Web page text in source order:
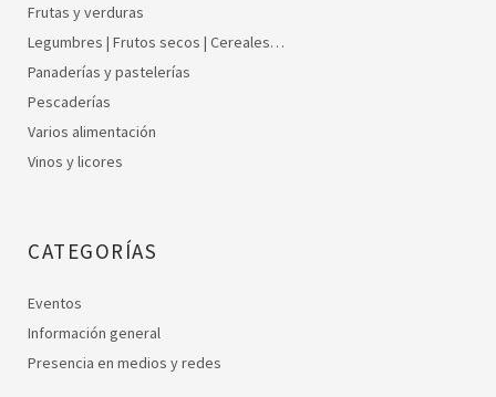
Frutas y verduras
Legumbres | Frutos secos | Cereales…
Panaderías y pastelerías
Pescaderías
Varios alimentación
Vinos y licores
CATEGORÍAS
Eventos
Información general
Presencia en medios y redes